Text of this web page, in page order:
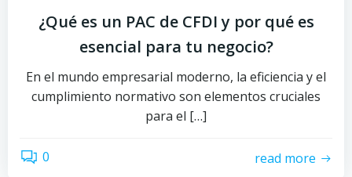
¿Qué es un PAC de CFDI y por qué es
esencial para tu negocio?
En el mundo empresarial moderno, la eficiencia y el
cumplimiento normativo son elementos cruciales
para el […]
0 read more